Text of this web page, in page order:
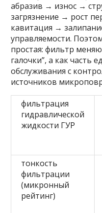
абразив → износ →
загрязнение → рост
кавитация →
управляемости.
простая: фильтр
галочки”, а как часть
обслуживания с
источников
фильтрация
гидравлической
жидкости ГУР
тонкость
фильтрации
(микронный
рейтинг)